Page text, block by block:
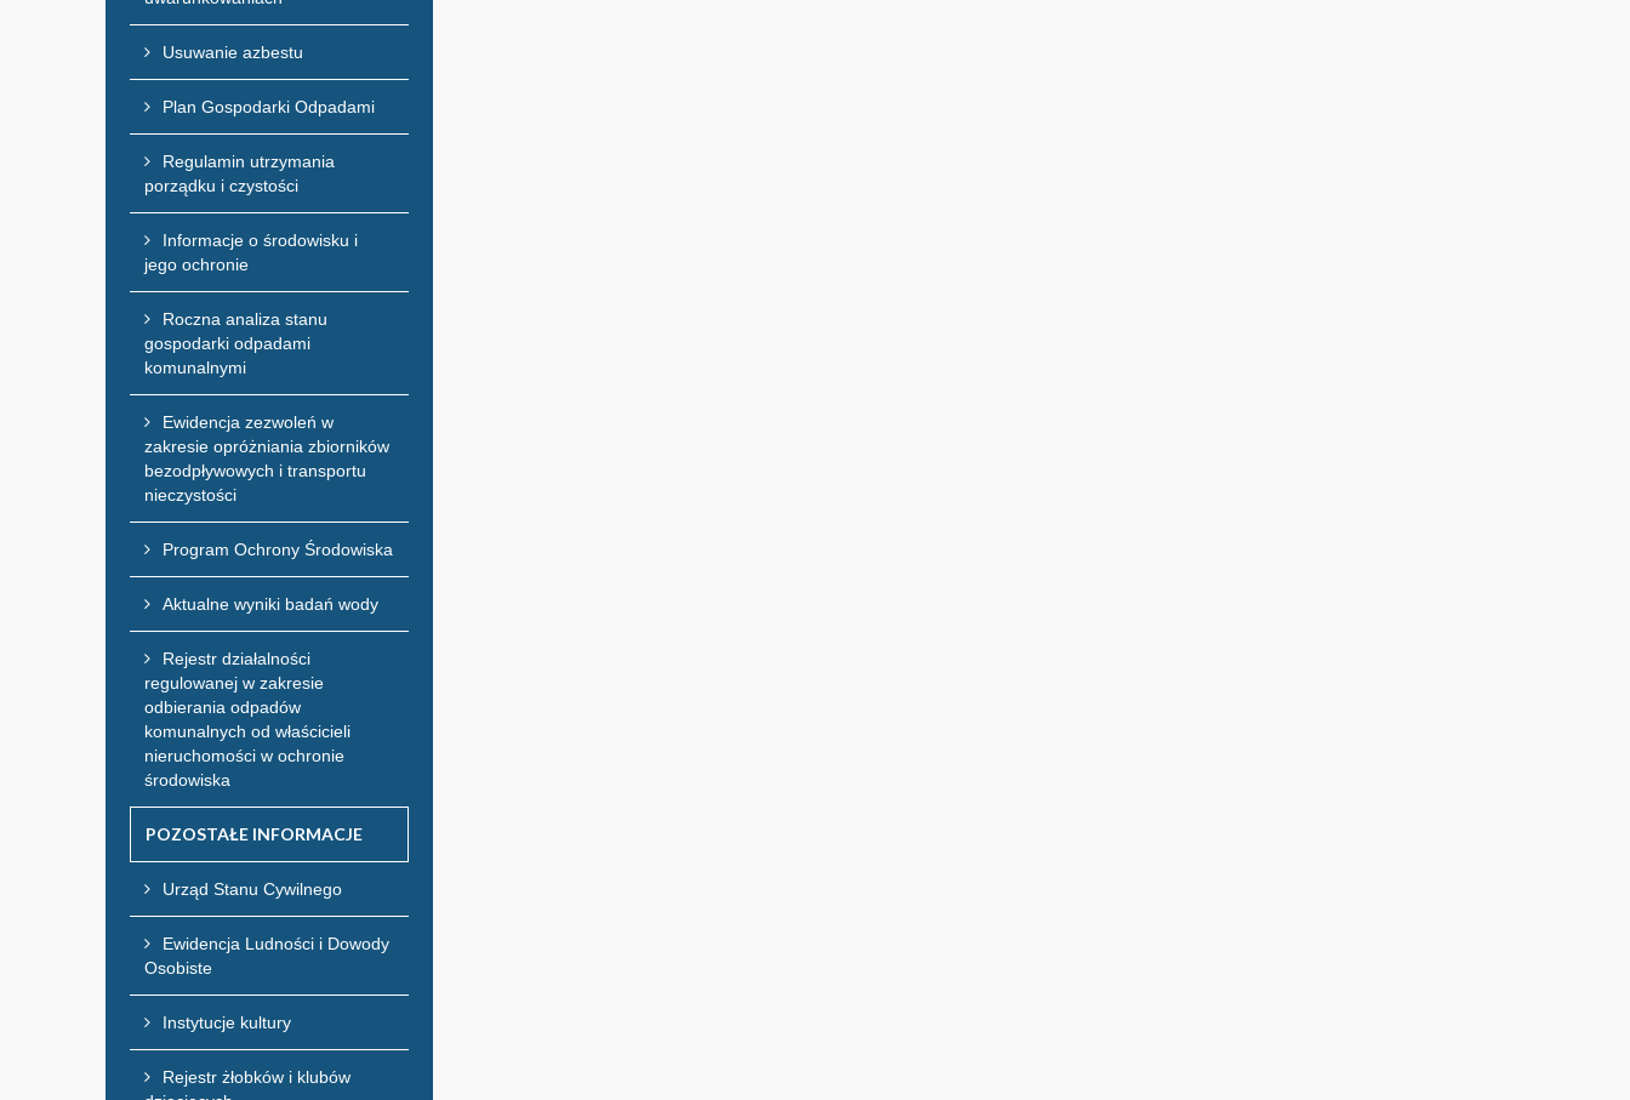
Usuwanie azbestu
Plan Gospodarki Odpadami
Regulamin utrzymania
porządku i czystości
Informacje o środowisku i
jego ochronie
Roczna analiza stanu
gospodarki odpadami
komunalnymi
Ewidencja zezwoleń w
zakresie opróżniania zbiorników
bezodpływowych i transportu
nieczystości
Program Ochrony Środowiska
Aktualne wyniki badań wody
Rejestr działalności
regulowanej w zakresie
odbierania odpadów
komunalnych od właścicieli
nieruchomości w ochronie
środowiska
POZOSTAŁE INFORMACJE
Urząd Stanu Cywilnego
Ewidencja Ludności i Dowody
Osobiste
Instytucje kultury
Rejestr żłobków i klubów